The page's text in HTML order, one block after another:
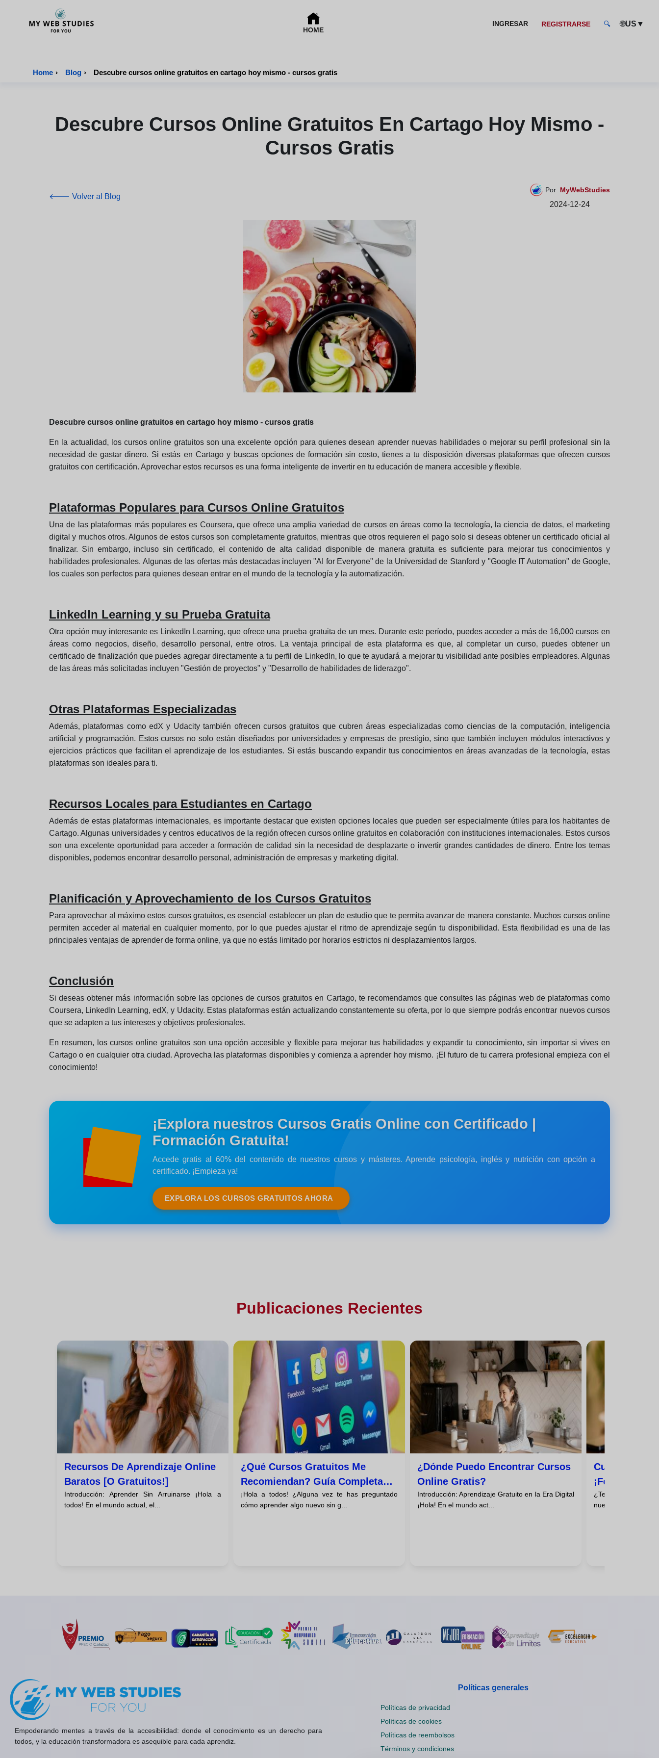
HOME
INGRESAR REGISTRARSE 🔍 🌐US ▼
Home › Blog › Descubre cursos online gratuitos en cartago hoy mismo - cursos gratis
Descubre Cursos Online Gratuitos En Cartago Hoy Mismo -
Cursos Gratis
🡐 Volver al Blog
Por MyWebStudies
2024-12-24
Descubre cursos online gratuitos en cartago hoy mismo - cursos gratis
En la actualidad, los cursos online gratuitos son una excelente opción para quienes desean aprender nuevas habilidades o mejorar su perfil profesional sin la
necesidad de gastar dinero. Si estás en Cartago y buscas opciones de formación sin costo, tienes a tu disposición diversas plataformas que ofrecen cursos
gratuitos con certificación. Aprovechar estos recursos es una forma inteligente de invertir en tu educación de manera accesible y flexible.
Plataformas Populares para Cursos Online Gratuitos
Una de las plataformas más populares es Coursera, que ofrece una amplia variedad de cursos en áreas como la tecnología, la ciencia de datos, el marketing
digital y muchos otros. Algunos de estos cursos son completamente gratuitos, mientras que otros requieren el pago solo si deseas obtener un certificado oficial al
finalizar. Sin embargo, incluso sin certificado, el contenido de alta calidad disponible de manera gratuita es suficiente para mejorar tus conocimientos y
habilidades profesionales. Algunas de las ofertas más destacadas incluyen "AI for Everyone" de la Universidad de Stanford y "Google IT Automation" de Google,
los cuales son perfectos para quienes desean entrar en el mundo de la tecnología y la automatización.
LinkedIn Learning y su Prueba Gratuita
Otra opción muy interesante es LinkedIn Learning, que ofrece una prueba gratuita de un mes. Durante este período, puedes acceder a más de 16,000 cursos en
áreas como negocios, diseño, desarrollo personal, entre otros. La ventaja principal de esta plataforma es que, al completar un curso, puedes obtener un
certificado de finalización que puedes agregar directamente a tu perfil de LinkedIn, lo que te ayudará a mejorar tu visibilidad ante posibles empleadores. Algunas
de las áreas más solicitadas incluyen "Gestión de proyectos" y "Desarrollo de habilidades de liderazgo".
Otras Plataformas Especializadas
Además, plataformas como edX y Udacity también ofrecen cursos gratuitos que cubren áreas especializadas como ciencias de la computación, inteligencia
artificial y programación. Estos cursos no solo están diseñados por universidades y empresas de prestigio, sino que también incluyen módulos interactivos y
ejercicios prácticos que facilitan el aprendizaje de los estudiantes. Si estás buscando expandir tus conocimientos en áreas avanzadas de la tecnología, estas
plataformas son ideales para ti.
Recursos Locales para Estudiantes en Cartago
Además de estas plataformas internacionales, es importante destacar que existen opciones locales que pueden ser especialmente útiles para los habitantes de
Cartago. Algunas universidades y centros educativos de la región ofrecen cursos online gratuitos en colaboración con instituciones internacionales. Estos cursos
son una excelente oportunidad para acceder a formación de calidad sin la necesidad de desplazarte o invertir grandes cantidades de dinero. Entre los temas
disponibles, podemos encontrar desarrollo personal, administración de empresas y marketing digital.
Planificación y Aprovechamiento de los Cursos Gratuitos
Para aprovechar al máximo estos cursos gratuitos, es esencial establecer un plan de estudio que te permita avanzar de manera constante. Muchos cursos online
permiten acceder al material en cualquier momento, por lo que puedes ajustar el ritmo de aprendizaje según tu disponibilidad. Esta flexibilidad es una de las
principales ventajas de aprender de forma online, ya que no estás limitado por horarios estrictos ni desplazamientos largos.
Conclusión
Si deseas obtener más información sobre las opciones de cursos gratuitos en Cartago, te recomendamos que consultes las páginas web de plataformas como
Coursera, LinkedIn Learning, edX, y Udacity. Estas plataformas están actualizando constantemente su oferta, por lo que siempre podrás encontrar nuevos cursos
que se adapten a tus intereses y objetivos profesionales.
En resumen, los cursos online gratuitos son una opción accesible y flexible para mejorar tus habilidades y expandir tu conocimiento, sin importar si vives en
Cartago o en cualquier otra ciudad. Aprovecha las plataformas disponibles y comienza a aprender hoy mismo. ¡El futuro de tu carrera profesional empieza con el
conocimiento!
¡Explora nuestros Cursos Gratis Online con Certificado |
Formación Gratuita!
Accede gratis al 60% del contenido de nuestros cursos y másteres. Aprende psicología, inglés y nutrición con opción a
certificado. ¡Empieza ya!
EXPLORA LOS CURSOS GRATUITOS AHORA
Publicaciones Recientes
Recursos De Aprendizaje Online
Baratos [o Gratuitos!]
Introducción: Aprender Sin Arruinarse ¡Hola a
todos! En el mundo actual, el...
¿qué Cursos Gratuitos Me
Recomiendan? Guía Completa
Para El Aprendizaje Gratuito
¡Hola a todos! ¿Alguna vez te has preguntado
cómo aprender algo nuevo sin g...
¿dónde Puedo Encontrar Cursos
Online Gratis?
Introducción: Aprendizaje Gratuito en la Era Digital
¡Hola! En el mundo act...
Cursos
¡formación
Impulsar Tu
¿Te gustaría
nuevos
Empoderando mentes a través de la accesibilidad: donde el conocimiento es un derecho para
todos, y la educación transformadora es asequible para cada aprendiz.
Políticas generales
Políticas de privacidad
Políticas de cookies
Políticas de reembolsos
Términos y condiciones